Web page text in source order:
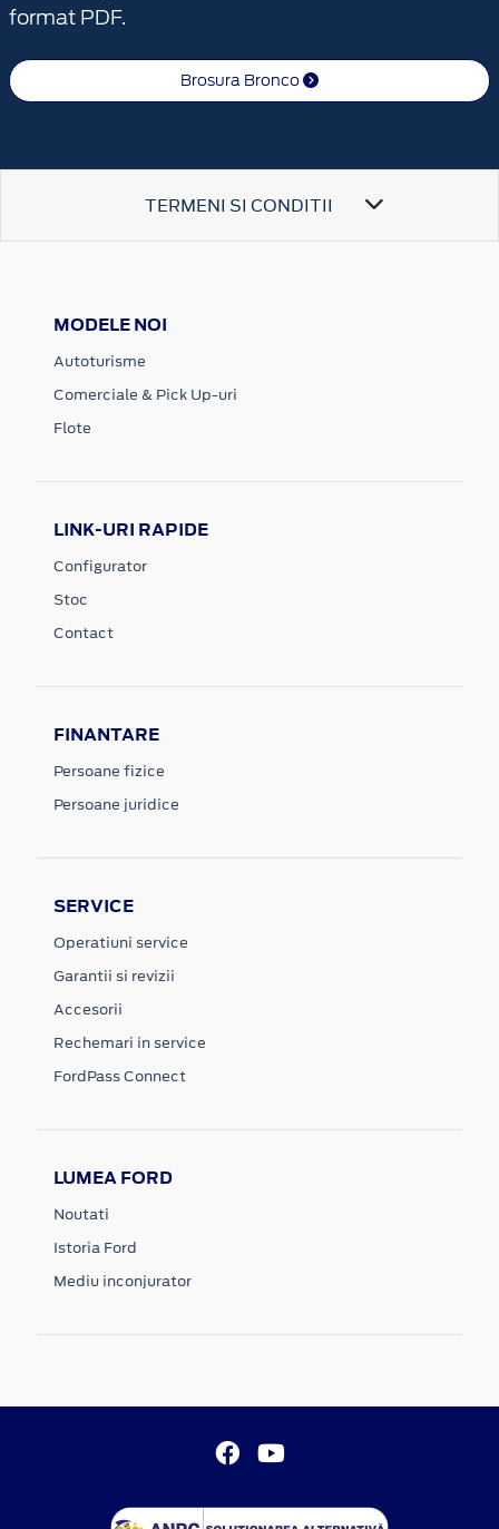
format PDF.
Brosura Bronco
TERMENI SI CONDITII
MODELE NOI
Autoturisme
Comerciale & Pick Up-uri
Flote
LINK-URI RAPIDE
Configurator
Stoc
Contact
FINANTARE
Persoane fizice
Persoane juridice
SERVICE
Operatiuni service
Garantii si revizii
Accesorii
Rechemari in service
FordPass Connect
LUMEA FORD
Noutati
Istoria Ford
Mediu inconjurator